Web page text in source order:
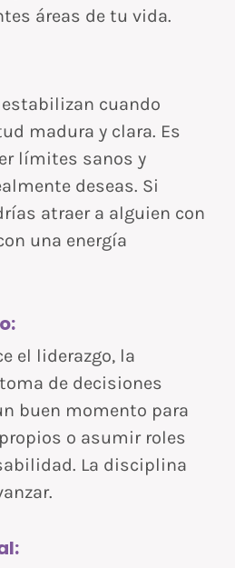
áreas de tu vida.
cuando
madura y clara. Es
límites sanos y
deseas. Si
atraer a alguien con
una energía
el liderazgo, la
de decisiones
buen momento para
o asumir roles
La disciplina